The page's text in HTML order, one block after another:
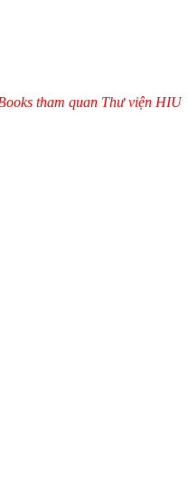
tham quan Thư viện HIU